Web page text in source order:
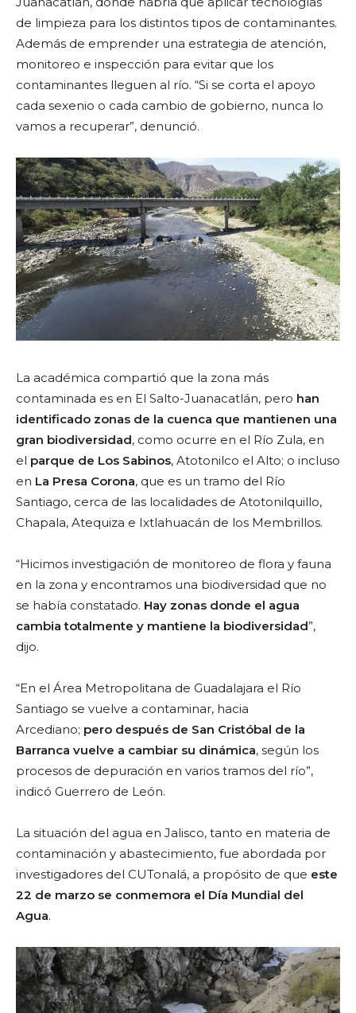
de limpieza para los distintos tipos de contaminantes.
Además de emprender una estrategia de atención,
monitoreo e inspección para evitar que los
contaminantes lleguen al río. “Si se corta el apoyo
cada sexenio o cada cambio de gobierno, nunca lo
vamos a recuperar”, denunció.
La académica compartió que la zona más
contaminada es en El Salto-Juanacatlán, pero han
identificado zonas de la cuenca que mantienen una
gran biodiversidad, como ocurre en el Río Zula, en
el parque de Los Sabinos, Atotonilco el Alto; o incluso
en La Presa Corona, que es un tramo del Río
Santiago, cerca de las localidades de Atotonilquillo,
Chapala, Atequiza e Ixtlahuacán de los Membrillos.
“Hicimos investigación de monitoreo de flora y fauna
en la zona y encontramos una biodiversidad que no
se había constatado. Hay zonas donde el agua
cambia totalmente y mantiene la biodiversidad”,
dijo.
“En el Área Metropolitana de Guadalajara el Río
Santiago se vuelve a contaminar, hacia
Arcediano; pero después de San Cristóbal de la
Barranca vuelve a cambiar su dinámica, según los
procesos de depuración en varios tramos del río”,
indicó Guerrero de León.
La situación del agua en Jalisco, tanto en materia de
contaminación y abastecimiento, fue abordada por
investigadores del CUTonalá, a propósito de que este
22 de marzo se conmemora el Día Mundial del
Agua.